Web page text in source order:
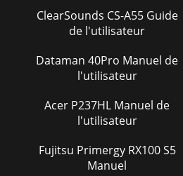
ClearSounds CS-A55 Guide
de l'utilisateur
Dataman 40Pro Manuel de
l'utilisateur
Acer P237HL Manuel de
l'utilisateur
Fujitsu Primergy RX100 S5
Manuel